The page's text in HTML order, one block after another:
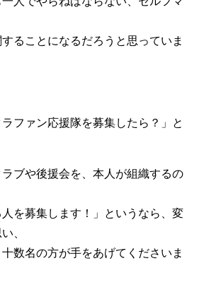
ることになるだろうと思っていま
ファン応援隊を募集したら？」と
ブや後援会を、本人が組織するの
人を募集します！」というなら、変
、
数名の方が手をあげてくださいま